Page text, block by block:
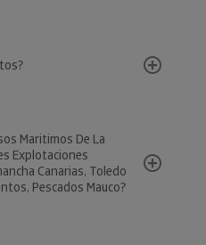
Maritimos De La
Explotaciones
Canarias, Toledo
Pescados Mauco?